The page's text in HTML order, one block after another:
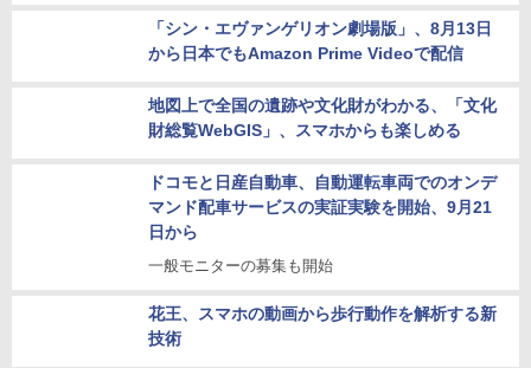
「シン・エヴァンゲリオン劇場版」、8月13日
から日本でもAmazon Prime Videoで配信
地図上で全国の遺跡や文化財がわかる、「文化
財総覧WebGIS」、スマホからも楽しめる
ドコモと日産自動車、自動運転車両でのオンデ
マンド配車サービスの実証実験を開始、9月21
日から
一般モニターの募集も開始
花王、スマホの動画から歩行動作を解析する新
技術